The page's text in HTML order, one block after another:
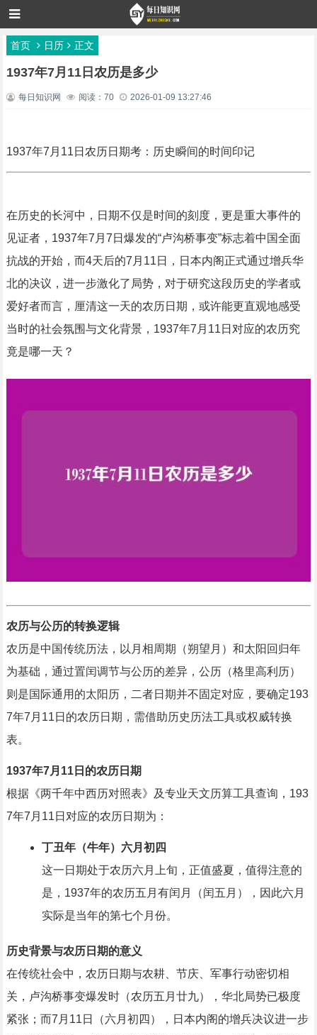
首页 日历 正文
1937年7月11日农历是多少
每日知识网 阅读：70 2026-01-09 13:27:46
1937年7月11日农历日期考：历史瞬间的时间印记
在历史的长河中，日期不仅是时间的刻度，更是重大事件的
见证者，1937年7月7日爆发的“卢沟桥事变”标志着中国全面
抗战的开始，而4天后的7月11日，日本内阁正式通过增兵华
北的决议，进一步激化了局势，对于研究这段历史的学者或
爱好者而言，厘清这一天的农历日期，或许能更直观地感受
当时的社会氛围与文化背景，1937年7月11日对应的农历究
竟是哪一天？
农历与公历的转换逻辑
农历是中国传统历法，以月相周期（朔望月）和太阳回归年
为基础，通过置闰调节与公历的差异，公历（格里高利历）
则是国际通用的太阳历，二者日期并不固定对应，要确定193
7年7月11日的农历日期，需借助历史历法工具或权威转换
表。
1937年7月11日的农历日期
根据《两千年中西历对照表》及专业天文历算工具查询，193
7年7月11日对应的农历日期为：
丁丑年（牛年）六月初四
这一日期处于农历六月上旬，正值盛夏，值得注意的
是，1937年的农历五月有闰月（闰五月），因此六月
实际是当年的第七个月份。
历史背景与农历日期的意义
在传统社会中，农历日期与农耕、节庆、军事行动密切相
关，卢沟桥事变爆发时（农历五月廿九），华北局势已极度
紧张；而7月11日（六月初四），日本内阁的增兵决议进一步